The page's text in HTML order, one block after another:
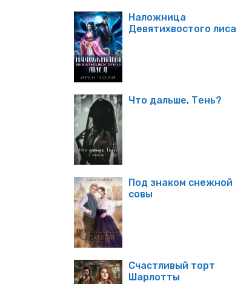
Наложница
Девятихвостого лиса
Что дальше, Тень?
Под знаком снежной
совы
Счастливый торт
Шарлотты